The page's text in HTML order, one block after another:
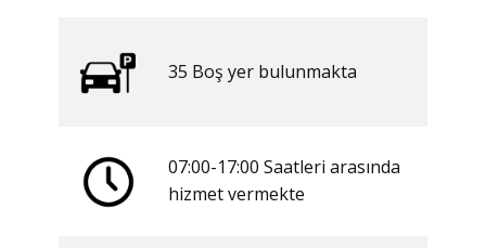
35 ​​Boş yer bulunmakta
07:00-17:00 Saatleri arasında
​hizmet vermekte